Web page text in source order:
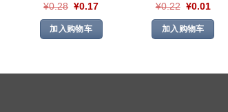
¥0.28 ¥0.17
加入购物车
¥0.22 ¥0.01
加入购物车